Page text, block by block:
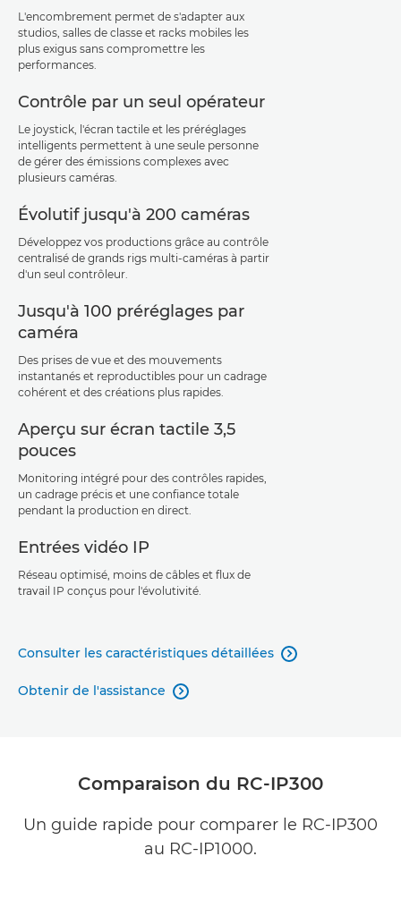
L'encombrement permet de s'adapter aux
studios, salles de classe et racks mobiles les
plus exigus sans compromettre les
performances.
Contrôle par un seul opérateur
Le joystick, l'écran tactile et les préréglages
intelligents permettent à une seule personne
de gérer des émissions complexes avec
plusieurs caméras.
Évolutif jusqu'à 200 caméras
Développez vos productions grâce au contrôle
centralisé de grands rigs multi-caméras à partir
d'un seul contrôleur.
Jusqu'à 100 préréglages par
caméra
Des prises de vue et des mouvements
instantanés et reproductibles pour un cadrage
cohérent et des créations plus rapides.
Aperçu sur écran tactile 3,5
pouces
Monitoring intégré pour des contrôles rapides,
un cadrage précis et une confiance totale
pendant la production en direct.
Entrées vidéo IP
Réseau optimisé, moins de câbles et flux de
travail IP conçus pour l'évolutivité.
Consulter les caractéristiques détaillées 
Obtenir de l'assistance 
Comparaison du RC-IP300
Un guide rapide pour comparer le RC-IP300
au RC-IP1000.